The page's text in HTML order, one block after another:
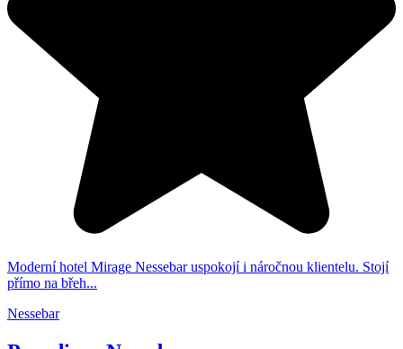
Moderní hotel Mirage Nessebar uspokojí i náročnou klientelu. Stojí
přímo na břeh...
Nessebar